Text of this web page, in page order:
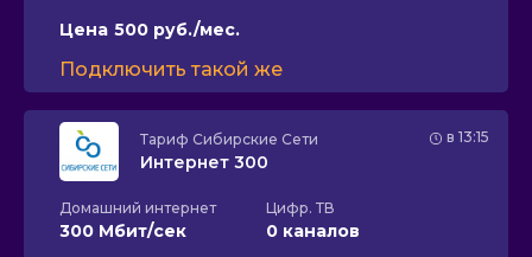
Цена 500 руб./мес.
Подключить такой же
в 13:15
Тариф Сибирские Сети
Интернет 300
Домашний интернет
300 Мбит/сек
Цифр. ТВ
0 каналов